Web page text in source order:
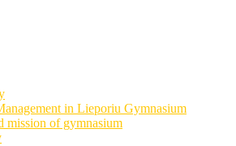
in Lieporiu Gymnasium
mission of gymnasium